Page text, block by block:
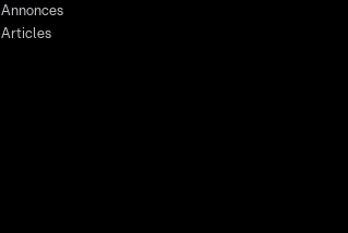
Annonces
Articles